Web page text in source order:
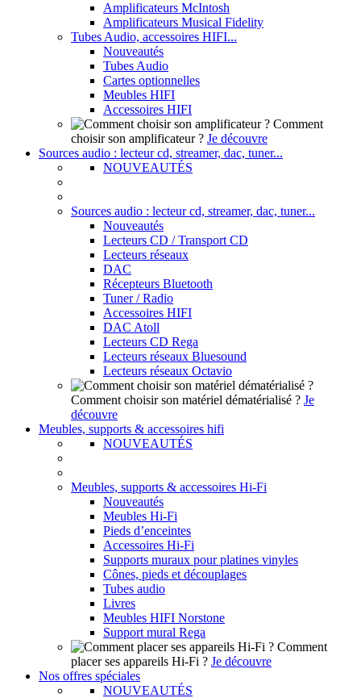
Amplificateurs McIntosh
Amplificateurs Musical Fidelity
Tubes Audio, accessoires HIFI...
Nouveautés
Tubes Audio
Cartes optionnelles
Meubles HIFI
Accessoires HIFI
Comment
choisir son amplificateur ? Je découvre
Sources audio : lecteur cd, streamer, dac, tuner...
NOUVEAUTÉS
Sources audio : lecteur cd, streamer, dac, tuner...
Nouveautés
Lecteurs CD / Transport CD
Lecteurs réseaux
DAC
Récepteurs Bluetooth
Tuner / Radio
Accessoires HIFI
DAC Atoll
Lecteurs CD Rega
Lecteurs réseaux Bluesound
Lecteurs réseaux Octavio
Comment choisir son matériel dématérialisé ? Je
découvre
Meubles, supports & accessoires hifi
NOUVEAUTÉS
Meubles, supports & accessoires Hi-Fi
Nouveautés
Meubles Hi-Fi
Pieds d’enceintes
Accessoires Hi-Fi
Supports muraux pour platines vinyles
Cônes, pieds et découplages
Tubes audio
Livres
Meubles HIFI Norstone
Support mural Rega
Comment
placer ses appareils Hi-Fi ? Je découvre
Nos offres spéciales
NOUVEAUTÉS